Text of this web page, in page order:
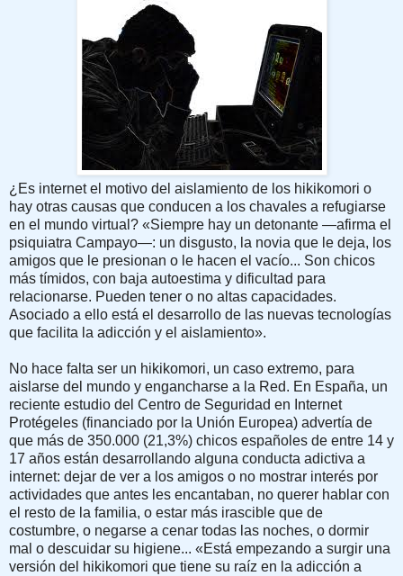
¿Es internet el motivo del aislamiento de los hikikomori o
hay otras causas que conducen a los chavales a refugiarse
en el mundo virtual? «Siempre hay un detonante —afirma el
psiquiatra Campayo—: un disgusto, la novia que le deja, los
amigos que le presionan o le hacen el vacío... Son chicos
más tímidos, con baja autoestima y dificultad para
relacionarse. Pueden tener o no altas capacidades.
Asociado a ello está el desarrollo de las nuevas tecnologías
que facilita la adicción y el aislamiento».
No hace falta ser un hikikomori, un caso extremo, para
aislarse del mundo y engancharse a la Red. En España, un
reciente estudio del Centro de Seguridad en Internet
Protégeles (financiado por la Unión Europea) advertía de
que más de 350.000 (21,3%) chicos españoles de entre 14 y
17 años están desarrollando alguna conducta adictiva a
internet: dejar de ver a los amigos o no mostrar interés por
actividades que antes les encantaban, no querer hablar con
el resto de la familia, o estar más irascible que de
costumbre, o negarse a cenar todas las noches, o dormir
mal o descuidar su higiene... «Está empezando a surgir una
versión del hikikomori que tiene su raíz en la adicción a